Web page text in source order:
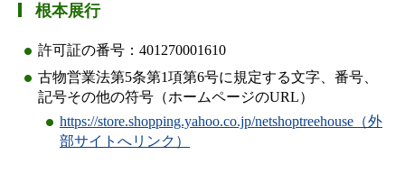
根本展行
許可証の番号：401270001610
古物営業法第5条第1項第6号に規定する文字、番号、
記号その他の符号（ホームページのURL）
https://store.shopping.yahoo.co.jp/netshoptreehouse（外
部サイトへリンク）